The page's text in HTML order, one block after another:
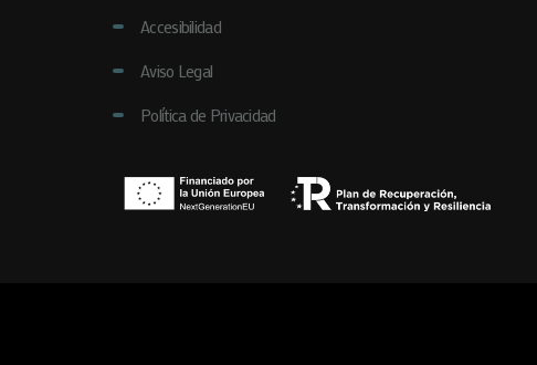
Accesibilidad
Aviso Legal
Política de Privacidad